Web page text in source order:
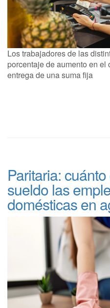
Los trabajadores de las
porcentaje de aumento en el
entrega de una suma fija
Paritaria:
sueldo las
domésticas en